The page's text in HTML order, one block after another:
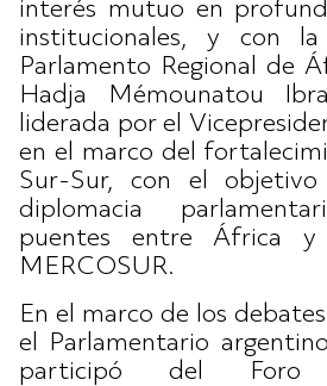
interés mutuo en
institucionales, y con la
Parlamento Regional de
Hadja Mémounatou
liderada por el
en el marco del
Sur-Sur, con el
diplomacia
puentes entre África y
MERCOSUR.
En el marco de los
el Parlamentario
participó del Foro